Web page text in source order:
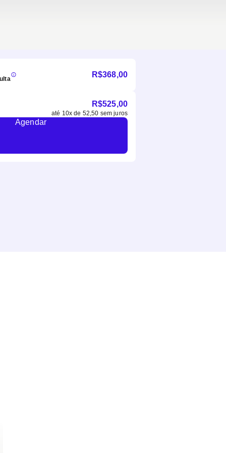
R$368,00
R$525,00
até 10x de 52,50 sem juros
Agendar